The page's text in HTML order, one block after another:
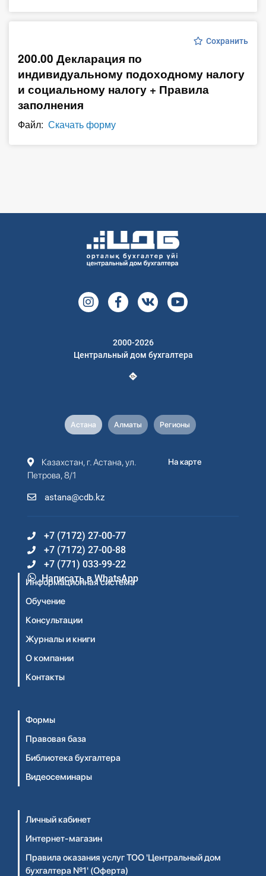
Интернет-магазин
О Системе
Тарифы
Сохранить
200.00 Декларация по
индивидуальному подоходному налогу
и социальному налогу + Правила
заполнения
Файл: Скачать форму
2000-2026
Центральный дом бухгалтера
Астана Алматы Регионы
Казахстан, г. Астана, ул.
Петрова, 8/1
astana@cdb.kz
На карте
+7 (7172) 27-00-77
+7 (7172) 27-00-88
+7 (771) 033-99-22
Написать в WhatsApp
Информационная система
Обучение
Консультации
Журналы и книги
О компании
Контакты
Формы
Правовая база
Библиотека бухгалтера
Видеосеминары
Личный кабинет
Интернет-магазин
Правила оказания услуг ТОО 'Центральный дом
бухгалтера №1' (Оферта)